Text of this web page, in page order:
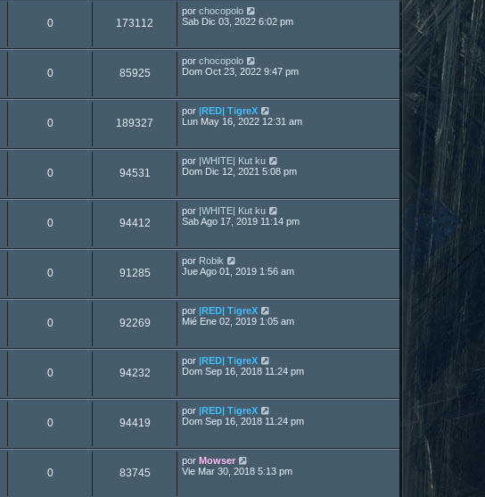
0 173112
por chocopolo
Sab Dic 03, 2022 6:02 pm
0 85925
por chocopolo
Dom Oct 23, 2022 9:47 pm
0 189327
por
|RED| TigreX
Lun May 16, 2022 12:31 am
0 94531
por |WHITE| Kut ku
Dom Dic 12, 2021 5:08 pm
0 94412
por |WHITE| Kut ku
Sab Ago 17, 2019 11:14 pm
0 91285
por Robik
Jue Ago 01, 2019 1:56 am
0 92269
por
|RED| TigreX
Mié Ene 02, 2019 1:05 am
0 94232
por
|RED| TigreX
Dom Sep 16, 2018 11:24 pm
0 94419
por
|RED| TigreX
Dom Sep 16, 2018 11:24 pm
0 83745
por Mowser
Vie Mar 30, 2018 5:13 pm